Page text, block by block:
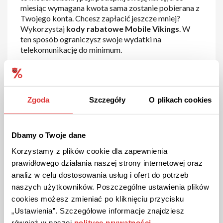
Zgoda Szczegóły O plikach cookies
Dbamy o Twoje dane
Korzystamy z plików cookie dla zapewnienia
prawidłowego działania naszej strony internetowej oraz
analiz w celu dostosowania usług i ofert do potrzeb
naszych użytkowników. Poszczególne ustawienia plików
cookies możesz zmieniać po kliknięciu przycisku
„Ustawienia”. Szczegółowe informacje znajdziesz
miesiąc wymagana kwota sama zostanie pobierana z
Twojego konta. Chcesz zapłacić jeszcze mniej?
Wykorzystaj kody rabatowe Mobile Vikings. W
ten sposób ograniczysz swoje wydatki na
telekomunikację do minimum.
Mobile Vikings kod rabatowy i
promocje
kod rabatowy Mobile Vikings